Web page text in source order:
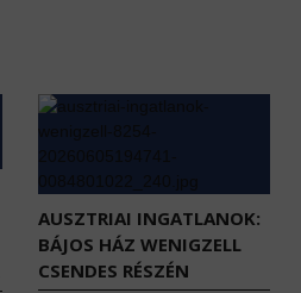
AUSZTRIAI INGATLANOK:
BÁJOS HÁZ WENIGZELL
CSENDES RÉSZÉN